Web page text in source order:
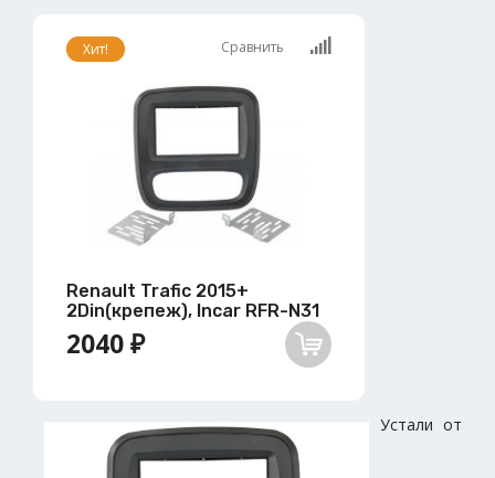
Хит! Сравнить
Renault Trafic 2015+
2Din(крепеж), Incar RFR-N31
2040 ₽
Устали от